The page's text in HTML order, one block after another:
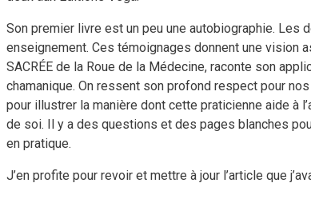
Son premier livre est un peu une autobiographie. Les
enseignement. Ces témoignages donnent une vision
SACRÉE de la Roue de la Médecine, raconte son
chamanique. On ressent son profond respect pour
pour illustrer la manière dont cette praticienne aide à
de soi. Il y a des questions et des pages blanches
en pratique.
J’en profite pour revoir et mettre à jour l’article que